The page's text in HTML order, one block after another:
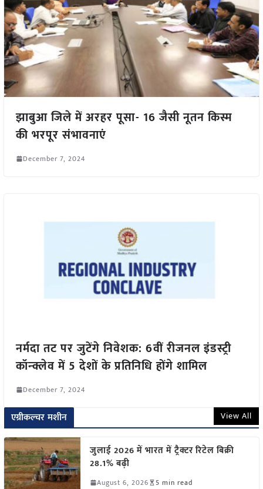
झाबुआ जिले में अरहर पूसा- 16 जैसी नूतन किस्म
की भरपूर संभावनाएं
December 7, 2024
नर्मदा तट पर जुटेंगे निवेशक: 6वीं रीजनल इंडस्ट्री
कॉन्क्लेव में 5 देशों के प्रतिनिधि होंगे शामिल
December 7, 2024
एग्रीकल्चर मशीन View All
जुलाई 2026 में भारत में ट्रैक्टर रिटेल बिक्री
28.1% बढ़ी
August 6, 2026 5 min read